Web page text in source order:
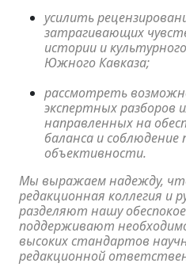
усилить
затрагивающих
истории и
Южного Кавказа;
рассмотреть
экспертных разборов
направленных на
баланса и соблюдение
объективности.
Мы выражаем надежду,
редакционная коллегия и
разделяют нашу
поддерживают
высоких стандартов
редакционной